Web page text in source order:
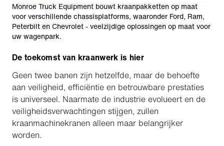
Monroe Truck Equipment bouwt kraanpakketten op maat
voor verschillende chassisplatforms, waaronder Ford, Ram,
Peterbilt en Chevrolet - veelzijdige oplossingen op maat voor
uw wagenpark.
De toekomst van kraanwerk is hier
Geen twee banen zijn hetzelfde, maar de behoefte
aan veiligheid, efficiëntie en betrouwbare prestaties
is universeel. Naarmate de industrie evolueert en de
veiligheidsverwachtingen stijgen, zullen
kraanmachinekranen alleen maar belangrijker
worden.